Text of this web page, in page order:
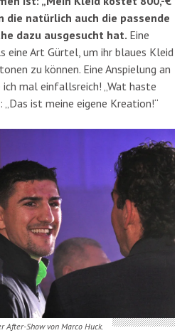
die natürlich auch die passende
dazu ausgesucht hat. Eine
eine Art Gürtel, um ihr blaues Kleid
zu können. Eine Anspielung an
ich mal einfallsreich! „Wat haste
„Das ist meine eigene Kreation!“
After-Show von Marco Huck.